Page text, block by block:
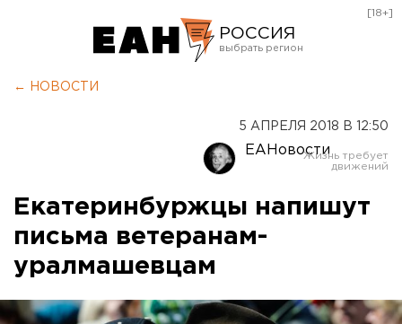
РОССИЯ
Оренбург
[18+]
← НОВОСТИ
5 АПРЕЛЯ 2018 В 12:50
ЕАНовости
Екатеринбуржцы напишут
письма ветеранам-
уралмашевцам